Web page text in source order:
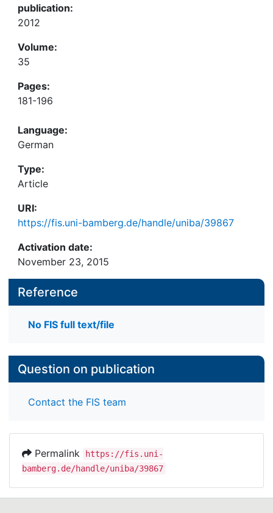
publication:
2012
Volume:
35
Pages:
181-196
Language:
German
Type:
Article
URI:
https://fis.uni-bamberg.de/handle/uniba/39867
Activation date:
November 23, 2015
Reference
No FIS full text/file
Question on publication
Contact the FIS team
Permalink
https://fis.uni-
bamberg.de/handle/uniba/39867